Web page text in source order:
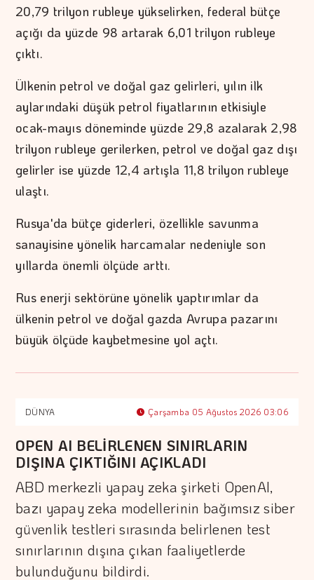
20,79 trilyon rubleye yükselirken, federal bütçe
açığı da yüzde 98 artarak 6,01 trilyon rubleye
çıktı.
Ülkenin petrol ve doğal gaz gelirleri, yılın ilk
aylarındaki düşük petrol fiyatlarının etkisiyle
ocak-mayıs döneminde yüzde 29,8 azalarak 2,98
trilyon rubleye gerilerken, petrol ve doğal gaz dışı
gelirler ise yüzde 12,4 artışla 11,8 trilyon rubleye
ulaştı.
Rusya'da bütçe giderleri, özellikle savunma
sanayisine yönelik harcamalar nedeniyle son
yıllarda önemli ölçüde arttı.
Rus enerji sektörüne yönelik yaptırımlar da
ülkenin petrol ve doğal gazda Avrupa pazarını
büyük ölçüde kaybetmesine yol açtı.
DÜNYA Çarşamba 05 Ağustos 2026 03:06
OPEN AI BELİRLENEN SINIRLARIN
DIŞINA ÇIKTIĞINI AÇIKLADI
ABD merkezli yapay zeka şirketi OpenAI,
bazı yapay zeka modellerinin bağımsız siber
güvenlik testleri sırasında belirlenen test
sınırlarının dışına çıkan faaliyetlerde
bulunduğunu bildirdi.